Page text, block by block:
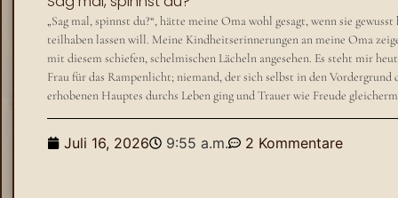
„Sag mal, spinnst du?“, hätte meine Oma wohl gesagt, wenn sie
teilhaben lassen will. Meine Kindheitserinnerungen an meine Oma
mit diesem schiefen, schelmischen Lächeln angesehen. Es steht mir
Frau für das Rampenlicht; niemand, der sich selbst in den Vordergrund
erhobenen Hauptes durchs Leben ging und Trauer wie Freude
Juli 16, 2026 9:55 a.m. 2 Kommentare